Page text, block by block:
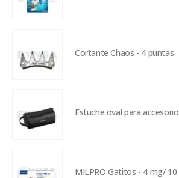
Cortante Chaos - 4 puntas
Estuche oval para
MILPRO Gatitos - 4 mg/